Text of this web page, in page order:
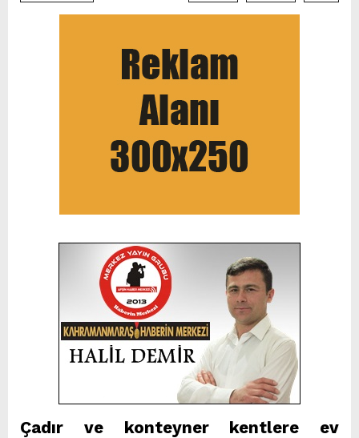
Çadır ve konteyner kentlere ev